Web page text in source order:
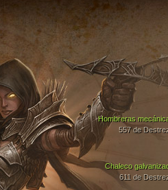
Chaleco
611 de
Hombreras
557 de